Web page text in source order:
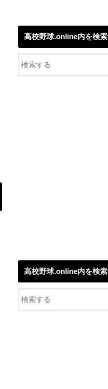
高校野球.online内を検索
高校野球.online内を検索